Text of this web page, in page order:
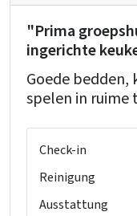
Einzelbett: 2
Schlafzimmer 11
Waschbecken: 1
Einzelbett: 2
Schlafzimmer 12
Waschbecken
"Prima
ingerichte
Goede
spelen in ruime
Check-in
Reinigung
Ausstattung